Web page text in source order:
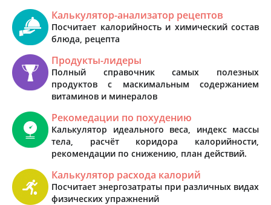
Калькулятор-анализатор рецептов
Посчитает калорийность и химический состав
блюда, рецепта
Продукты-лидеры
Полный справочник самых полезных
продуктов с маскимальным содержанием
витаминов и минералов
Рекомедации по похудению
Калькулятор идеального веса, индекс массы
тела, расчёт коридора калорийности,
рекомендации по снижению, план действий.
Калькулятор расхода калорий
Посчитает энергозатраты при различных видах
физических упражнений